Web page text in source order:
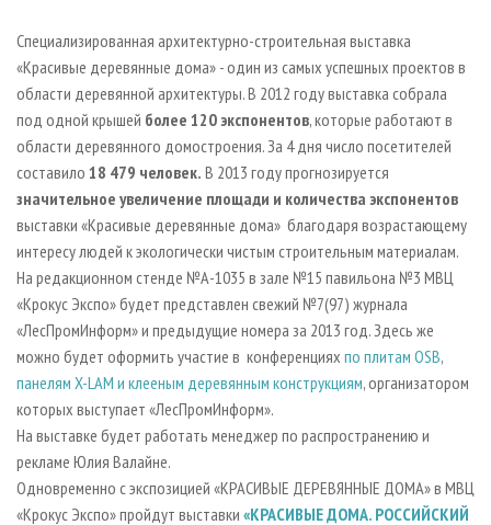
БИОЭНЕРГЕТИКА
ЦБП
ИНСТРУМЕНТ И МАТЕРИАЛЫ
RUSSIAN FORESTRY REVIEW
ГАЗЕТА ЛЕСПРОМФОРУМ
БИБЛИОТЕКА СПЕЦИАЛИСТА
Специализированная архитектурно-строительная выставка
«Красивые деревянные дома» - один из самых успешных проектов в
области деревянной архитектуры. В 2012 году выставка собрала
под одной крышей более 120 экспонентов, которые работают в
области деревянного домостроения. За 4 дня число посетителей
составило 18 479 человек. В 2013 году прогнозируется
значительное увеличение площади и количества экспонентов
выставки «Красивые деревянные дома» благодаря возрастающему
интересу людей к экологически чистым строительным материалам.
На редакционном стенде №А-1035 в зале №15 павильона №3 МВЦ
«Крокус Экспо» будет представлен свежий №7(97) журнала
«ЛесПромИнформ» и предыдущие номера за 2013 год. Здесь же
можно будет оформить участие в конференциях по плитам OSB,
панелям X-LAM и клееным деревянным конструкциям, организатором
которых выступает «ЛесПромИнформ».
На выставке будет работать менеджер по распространению и
рекламе Юлия Валайне.
Одновременно с экспозицией «КРАСИВЫЕ ДЕРЕВЯННЫЕ ДОМА» в МВЦ
«Крокус Экспо» пройдут выставки «КРАСИВЫЕ ДОМА. РОССИЙСКИЙ